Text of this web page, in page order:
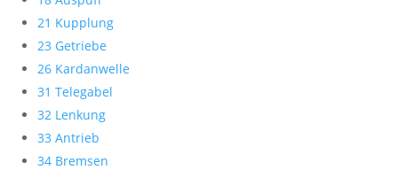
21 Kupplung
23 Getriebe
26 Kardanwelle
31 Telegabel
32 Lenkung
33 Antrieb
34 Bremsen